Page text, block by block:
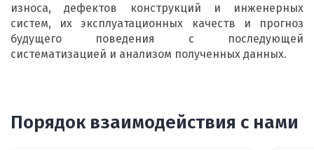
износа, дефектов конструкций и инженерных
систем, их эксплуатационных качеств и прогноз
будущего поведения с последующей
систематизацией и анализом полученных данных.
Порядок взаимодействия с нами